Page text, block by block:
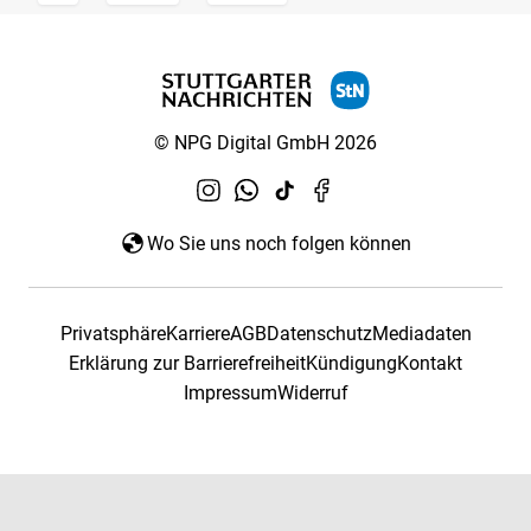
© NPG Digital GmbH 2026
Wo Sie uns noch folgen können
PrivatsphäreKarriereAGBDatenschutzMediadaten
Erklärung zur BarrierefreiheitKündigungKontakt
ImpressumWiderruf